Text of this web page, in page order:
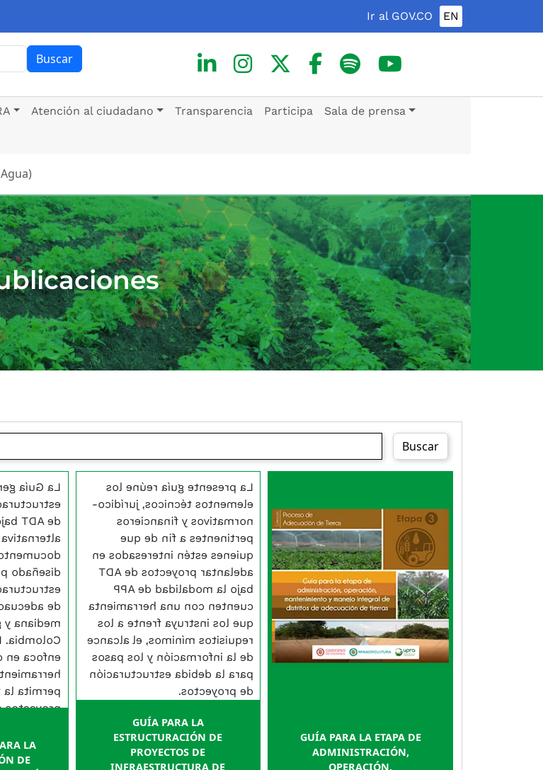
Ir al GOV.CO EN
Buscar
Atención al ciudadano Transparencia Participa Sala de prensa
Buscar
para la
proyectos
la mejor
es un
facilitar la
proyectos
tierras de
escala en
se
una
que
de
de
efectiva,
viabilidad
LA
DE
La presente guía reúne los
elementos técnicos, jurídico-
normativos y financieros
pertinentes a fin de que
quienes estén interesados en
adelantar proyectos de ADT
bajo la modalidad de APP
cuenten con una herramienta
que los instruya frente a los
requisitos mínimos, el alcance
de la información y los pasos
para la debida estructuración
de proyectos.
GUÍA PARA LA
ESTRUCTURACIÓN DE
PROYECTOS DE
INFRAESTRUCTURA DE
parámetros y las acciones
para las temáticas social-
organizacional, técnico-
ambiental y económico-
financiera en el manejo
integral de un distrito de
adecuación de tierras.
GUÍA PARA LA ETAPA DE
ADMINISTRACIÓN,
OPERACIÓN,